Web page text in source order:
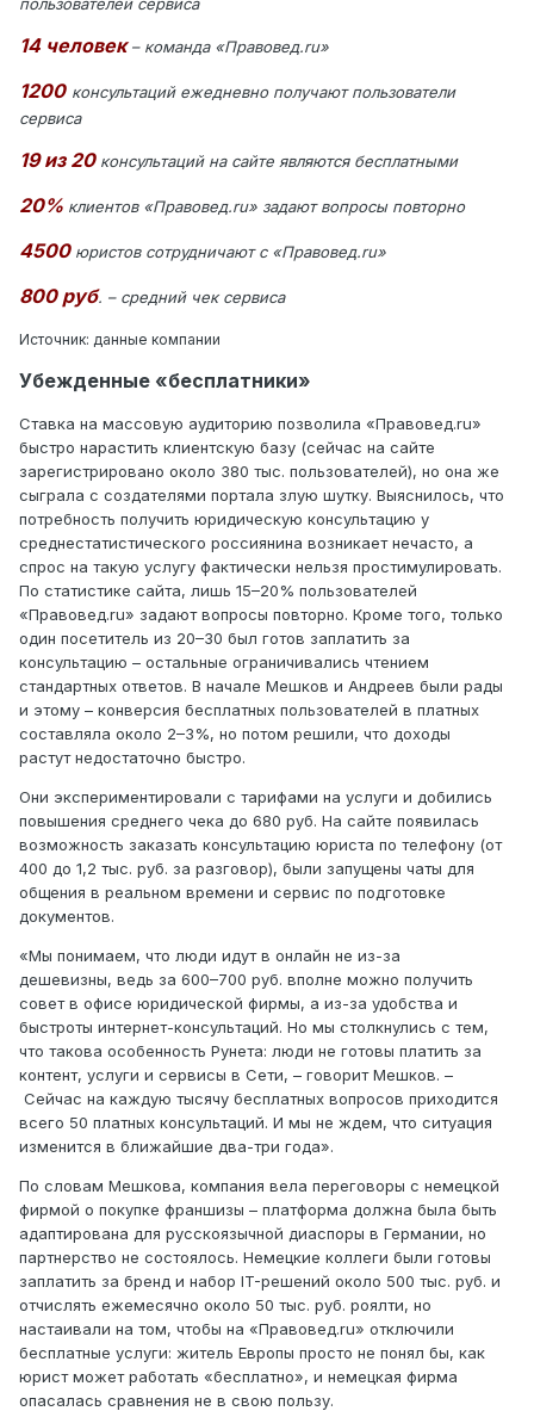
14 человек– команда «Правовед.ru»
1200 консультаций ежедневно получают пользователи
сервиса
19 из 20консультаций на сайте являются бесплатными
20% клиентов «Правовед.ru» задают вопросы повторно
4500юристов сотрудничают с «Правовед.ru»
800 руб. – средний чек сервиса
Источник: данные компании
Убежденные «бесплатники»
Ставка на массовую аудиторию позволила «Правовед.ru»
быстро нарастить клиентскую базу (сейчас на сайте
зарегистрировано около 380 тыс. пользователей), но она же
сыграла с создателями портала злую шутку. Выяснилось, что
потребность получить юридическую консультацию у
среднестатистического россиянина возникает нечасто, а
спрос на такую услугу фактически нельзя простимулировать.
По статистике сайта, лишь 15–20% пользователей
«Правовед.ru» задают вопросы повторно. Кроме того, только
один посетитель из 20–30 был готов заплатить за
консультацию – остальные ограничивались чтением
стандартных ответов. В начале Мешков и Андреев были рады
и этому – конверсия бесплатных пользователей в платных
составляла около 2–3%, но потом решили, что доходы
растут недостаточно быстро.
Они экспериментировали с тарифами на услуги и добились
повышения среднего чека до 680 руб. На сайте появилась
возможность заказать консультацию юриста по телефону (от
400 до 1,2 тыс. руб. за разговор), были запущены чаты для
общения в реальном времени и сервис по подготовке
документов.
«Мы понимаем, что люди идут в онлайн не из-за
дешевизны, ведь за 600–700 руб. вполне можно получить
совет в офисе юридической фирмы, а из-за удобства и
быстроты интернет-консультаций. Но мы столкнулись с тем,
что такова особенность Рунета: люди не готовы платить за
контент, услуги и сервисы в Сети, – говорит Мешков. –
Сейчас на каждую тысячу бесплатных вопросов приходится
всего 50 платных консультаций. И мы не ждем, что ситуация
изменится в ближайшие два-три года».
По словам Мешкова, компания вела переговоры с немецкой
фирмой о покупке франшизы – платформа должна была быть
адаптирована для русскоязычной диаспоры в Германии, но
партнерство не состоялось. Немецкие коллеги были готовы
заплатить за бренд и набор IT-решений около 500 тыс. руб. и
отчислять ежемесячно около 50 тыс. руб. роялти, но
настаивали на том, чтобы на «Правовед.ru» отключили
бесплатные услуги: житель Европы просто не понял бы, как
юрист может работать «бесплатно», и немецкая фирма
опасалась сравнения не в свою пользу.